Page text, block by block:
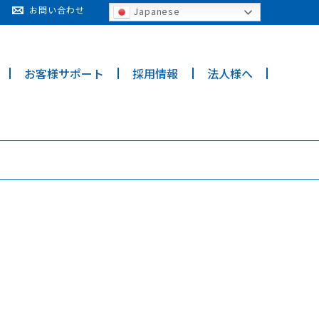
お客様サポート 採用情報 法人様へ
お問い合わせ Japanese
for details and any questions.Yes No